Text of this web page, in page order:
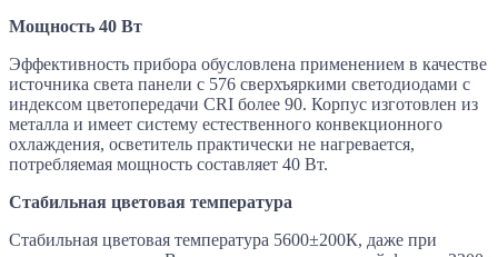
Мощность 40 Вт
Эффективность прибора обусловлена применением в качестве
источника света панели с 576 сверхъяркими светодиодами с
индексом цветопередачи CRI более 90. Корпус изготовлен из
металла и имеет систему естественного конвекционного
охлаждения, осветитель практически не нагревается,
потребляемая мощность составляет 40 Вт.
Стабильная цветовая температура
Стабильная цветовая температура 5600±200К, даже при